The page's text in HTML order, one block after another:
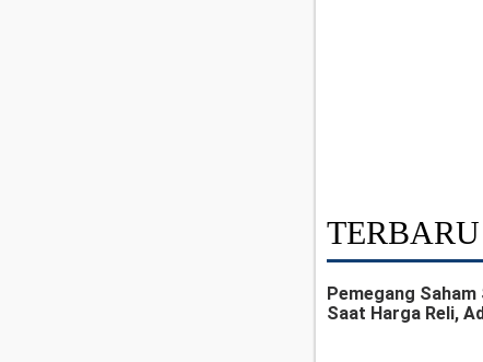
TERBARU
Pemegang
Saat Harga Reli,